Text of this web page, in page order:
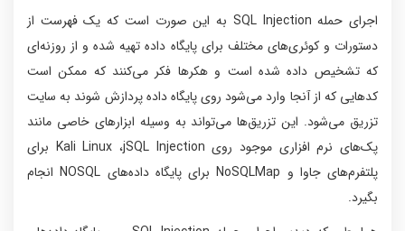
اجرای حمله SQL Injection به این صورت است که یک فهرست از
دستورات و کوئری‌های مختلف برای پایگاه داده تهیه شده و از روزنه‌ای
که تشخیص داده شده است و هکرها فکر می‌کنند که ممکن است
کدهایی که از آنجا وارد می‌شود روی پایگاه داده پردازش شوند به سایت
تزریق می‌شود. این تزریق‌ها می‌تواند به وسیله ابزارهای خاصی مانند
پک‌های نرم افزاری موجود روی Kali Linux ،jSQL Injection برای
پلتفرم‌های جاوا و NoSQLMap برای پایگاه داده‌های NOSQL انجام
بگیرد.